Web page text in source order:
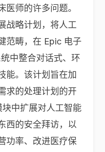
医师的许多问题。
战略计划，将人工
范畴，在 Epic 电子
中整合对话式、环
能。该计划旨在加
求的处理计划的开
中扩展对人工智能
西的安全拜访，以
功率、改进医疗保